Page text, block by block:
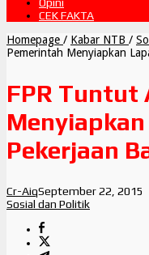
Opini
CEK FAKTA
Homepage / Kabar NTB /
Pemerintah Menyiapkan
FPR Tuntut
Pekerjaan
Cr-AiqSeptember 22, 2015
Sosial dan Politik